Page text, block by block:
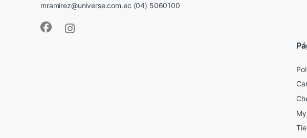
mramirez@universe.com.ec (04) 5060100